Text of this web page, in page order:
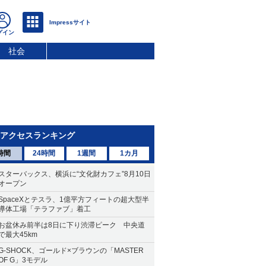
社会
アクセスランキング
間 24時間 1週間 1カ月
ターバックス、横浜に“文化財カフェ”8月10日
ープン
とテスラ、1億平方フィートの超大型半
体工場「テラファブ」着工
盆休み前半は8日に下り渋滞ピーク 中央道
最大45km
SHOCK、ゴールド×ブラウンの「MASTER
G」3モデル